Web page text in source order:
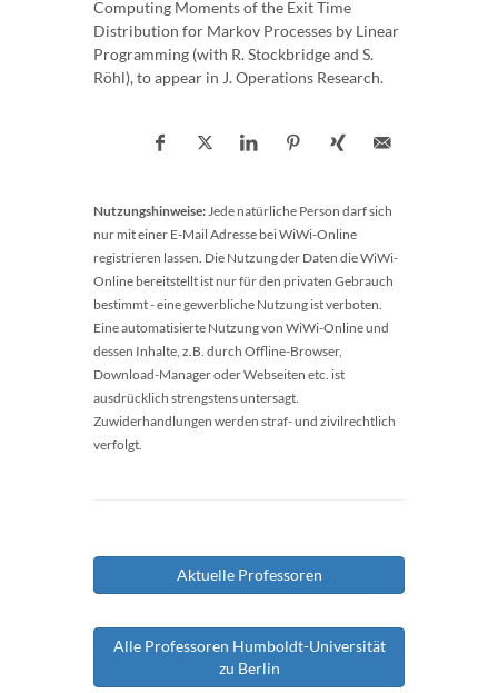
Computing Moments of the Exit Time
Distribution for Markov Processes by Linear
Programming (with R. Stockbridge and S.
Röhl), to appear in J. Operations Research.
Nutzungshinweise:Jede natürliche Person darf sich
nur mit einer E-Mail Adresse bei WiWi-Online
registrieren lassen. Die Nutzung der Daten die WiWi-
Online bereitstellt ist nur für den privaten Gebrauch
bestimmt - eine gewerbliche Nutzung ist verboten.
Eine automatisierte Nutzung von WiWi-Online und
dessen Inhalte, z.B. durch Offline-Browser,
Download-Manager oder Webseiten etc. ist
ausdrücklich strengstens untersagt.
Zuwiderhandlungen werden straf- und zivilrechtlich
verfolgt.
Aktuelle Professoren
Alle Professoren Humboldt-Universität
zu Berlin